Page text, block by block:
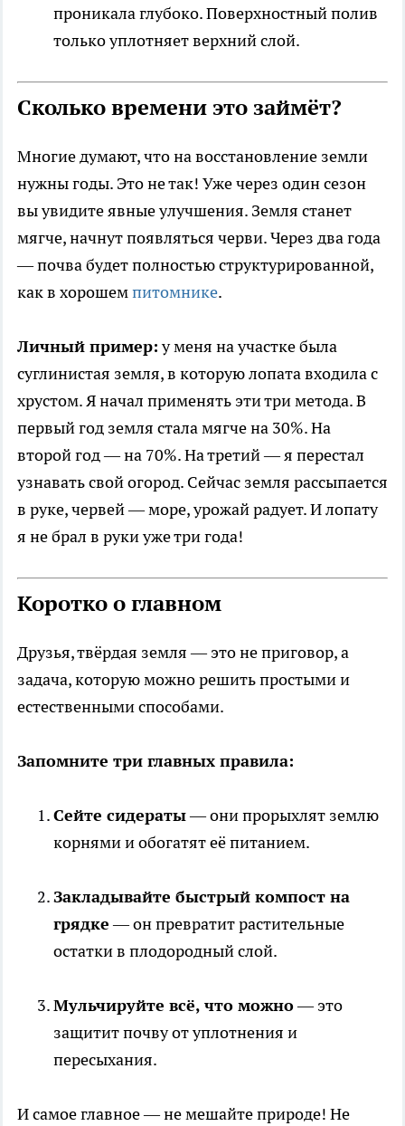
проникала глубоко. Поверхностный полив
только уплотняет верхний слой.
Сколько времени это займёт?
Многие думают, что на восстановление земли
нужны годы. Это не так! Уже через один сезон
вы увидите явные улучшения. Земля станет
мягче, начнут появляться черви. Через два года
— почва будет полностью структурированной,
как в хорошемпитомнике.
Личный пример:у меня на участке была
суглинистая земля, в которую лопата входила с
хрустом. Я начал применять эти три метода. В
первый год земля стала мягче на 30%. На
второй год — на 70%. На третий — я перестал
узнавать свой огород. Сейчас земля рассыпается
в руке, червей — море, урожай радует. И лопату
я не брал в руки уже три года!
Коротко о главном
Друзья, твёрдая земля — это не приговор, а
задача, которую можно решить простыми и
естественными способами.
Запомните три главных правила:
Сейте сидераты— они прорыхлят землю
корнями и обогатят её питанием.
Закладывайте быстрый компост на
грядке— он превратит растительные
остатки в плодородный слой.
Мульчируйте всё, что можно— это
защитит почву от уплотнения и
пересыхания.
И самое главное — не мешайте природе! Не